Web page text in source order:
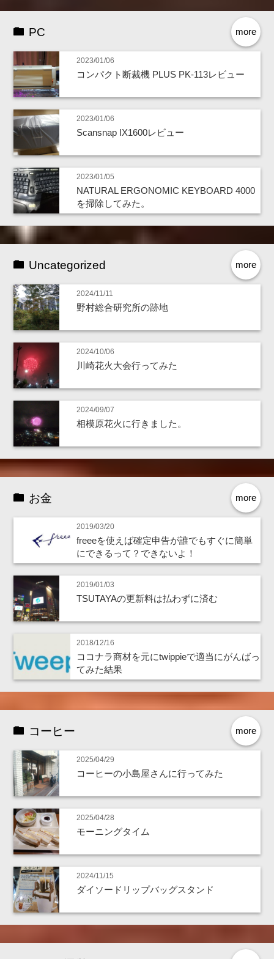
more
PC
2023/01/06
コンパクト断裁機 PLUS PK-113レビュー
2023/01/06
Scansnap IX1600レビュー
2023/01/05
NATURAL ERGONOMIC KEYBOARD 4000
を掃除してみた。
more
Uncategorized
2024/11/11
野村総合研究所の跡地
2024/10/06
川崎花火大会行ってみた
2024/09/07
相模原花火に行きました。
more
お金
2019/03/20
freeeを使えば確定申告が誰でもすぐに簡単
にできるって？できないよ！
2019/01/03
TSUTAYAの更新料は払わずに済む
2018/12/16
ココナラ商材を元にtwippieで適当にがんばっ
てみた結果
more
コーヒー
2025/04/29
コーヒーの小島屋さんに行ってみた
2025/04/28
モーニングタイム
2024/11/15
ダイソードリップバッグスタンド